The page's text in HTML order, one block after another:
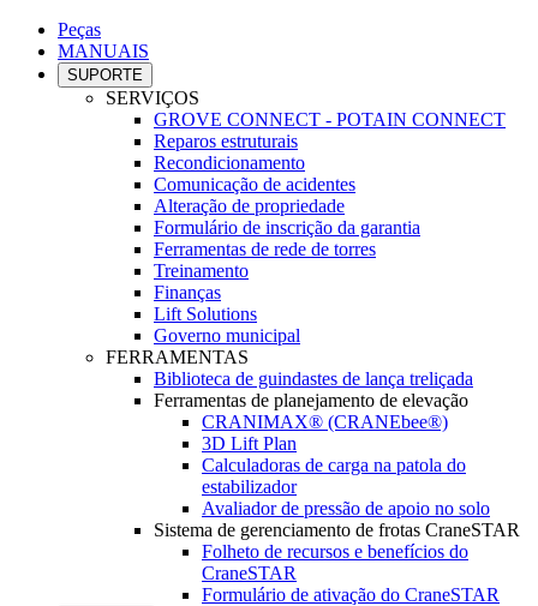
Peças
MANUAIS
SUPORTE
SERVIÇOS
GROVE CONNECT - POTAIN CONNECT
Reparos estruturais
Recondicionamento
Comunicação de acidentes
Alteração de propriedade
Formulário de inscrição da garantia
Ferramentas de rede de torres
Treinamento
Finanças
Lift Solutions
Governo municipal
FERRAMENTAS
Biblioteca de guindastes de lança treliçada
Ferramentas de planejamento de elevação
CRANIMAX® (CRANEbee®)
3D Lift Plan
Calculadoras de carga na patola do
estabilizador
Avaliador de pressão de apoio no solo
Sistema de gerenciamento de frotas CraneSTAR
Folheto de recursos e benefícios do
CraneSTAR
Formulário de ativação do CraneSTAR